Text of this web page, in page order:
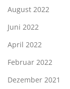
August 2022
Juni 2022
April 2022
Februar 2022
Dezember 2021